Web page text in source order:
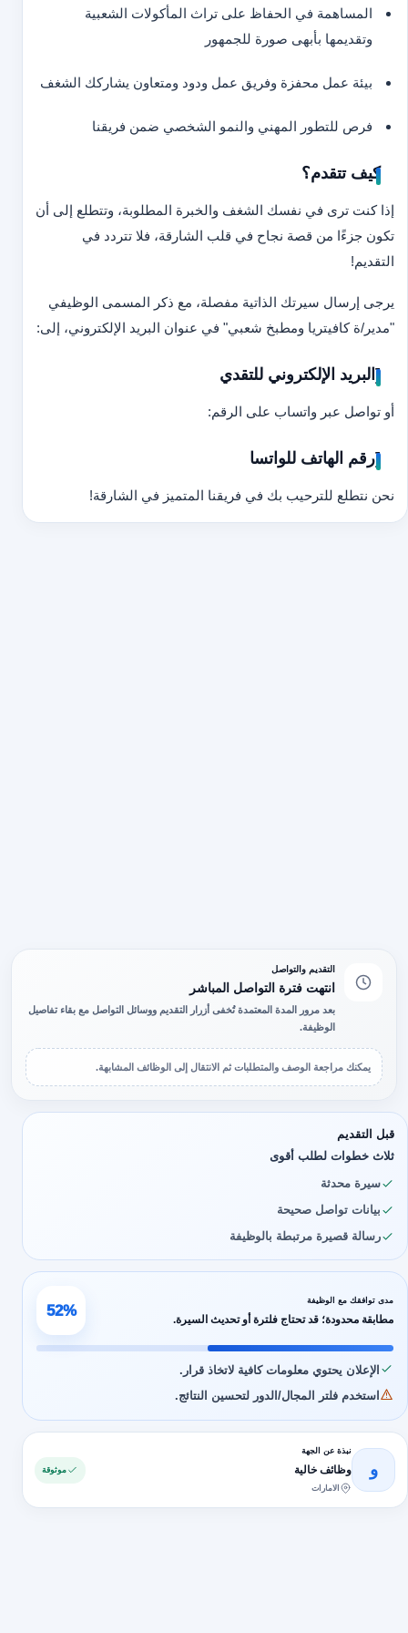
المساهمة في الحفاظ على تراث المأكولات الشعبية
وتقديمها بأبهى صورة للجمهور
بيئة عمل محفزة وفريق عمل ودود ومتعاون يشاركك الشغف
فرص للتطور المهني والنمو الشخصي ضمن فريقنا
كيف تتقدم؟
إذا كنت ترى في نفسك الشغف والخبرة المطلوبة، وتتطلع إلى أن
تكون جزءًا من قصة نجاح في قلب الشارقة، فلا تتردد في
التقديم!
يرجى إرسال سيرتك الذاتية مفصلة، مع ذكر المسمى الوظيفي
"مدير/ة كافيتريا ومطبخ شعبي" في عنوان البريد الإلكتروني، إلى:
[البريد الإلكتروني للتقدي
أو تواصل عبر واتساب على الرقم:
[رقم الهاتف للواتسا
نحن نتطلع للترحيب بك في فريقنا المتميز في الشارقة!
التقديم والتواصل
انتهت فترة التواصل المباشر
بعد مرور المدة المعتمدة تُخفى أزرار التقديم ووسائل التواصل مع بقاء تفاصيل
الوظيفة.
يمكنك مراجعة الوصف والمتطلبات ثم الانتقال إلى الوظائف المشابهة.
قبل التقديم
ثلاث خطوات لطلب أقوى
سيرة محدثة
بيانات تواصل صحيحة
رسالة قصيرة مرتبطة بالوظيفة
مدى توافقك مع الوظيفة
مطابقة محدودة؛ قد تحتاج فلترة أو تحديث السيرة. 52%
الإعلان يحتوي معلومات كافية لاتخاذ قرار.
استخدم فلتر المجال/الدور لتحسين النتائج.
و
نبذة عن الجهة
وظائف خالية
الامارات
موثوقة